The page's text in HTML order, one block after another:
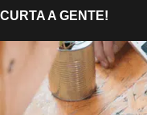
CURTA A GENTE!